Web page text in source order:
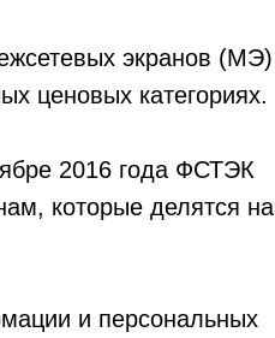
экранов (МЭ)
ценовых категориях.
2016 года ФСТЭК
которые делятся на
и персональных